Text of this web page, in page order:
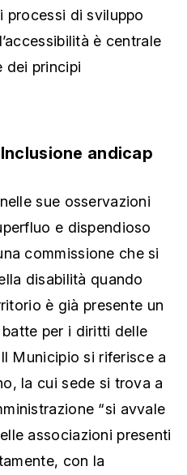
processi di sviluppo
è centrale
dei principi
andicap
sue osservazioni
e dispendioso
commissione che si
disabilità quando
è già presente un
per i diritti delle
Municipio si riferisce a
la cui sede si trova a
“si avvale
associazioni presenti
con la